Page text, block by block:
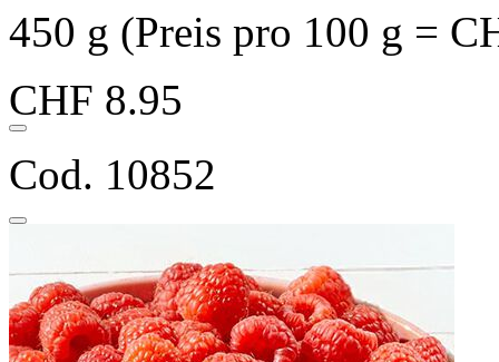
450 g (Preis pro 100 g =
CHF 8.95
Cod. 10852